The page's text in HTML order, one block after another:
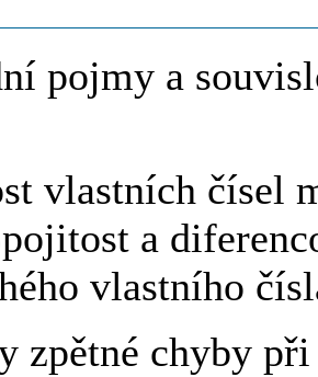
pojmy a
vlastních čísel
a
vlastního
zpětné chyby